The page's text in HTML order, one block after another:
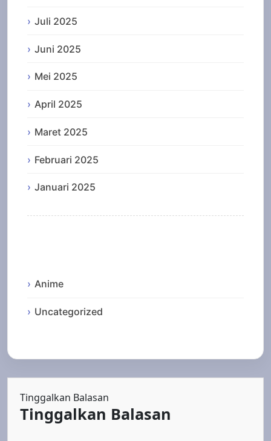
Juli 2025
Juni 2025
Mei 2025
April 2025
Maret 2025
Februari 2025
Januari 2025
Anime
Uncategorized
Tinggalkan Balasan
Tinggalkan Balasan